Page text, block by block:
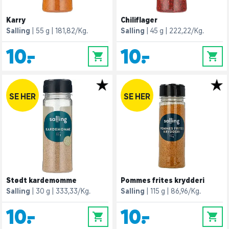
Karry
Salling
55 g 181,82/Kg.
10,- 0
Chiliflager
Salling
45 g 222,22/Kg.
10,- 0
SE HER
Stødt kardemomme
Salling
30 g 333,33/Kg.
10,- 0
SE HER
Pommes frites krydderi
Salling
115 g 86,96/Kg.
10,- 0